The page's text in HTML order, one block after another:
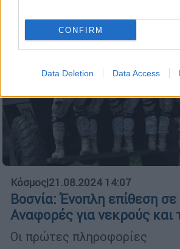
CONFIRM
Data Deletion Data Access
Κόσμος|21.08.2024 14:07
Βοσνία: Ένοπλη επίθεση σε
Αναφορές για νεκρούς και
Οι πρώτες πληροφορίες